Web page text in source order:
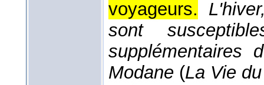
voyageurs.
sont
supplémentaires
Modane (La Vie